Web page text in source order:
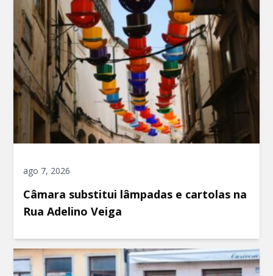
ago 7, 2026
Câmara substitui lâmpadas e cartolas na
Rua Adelino Veiga